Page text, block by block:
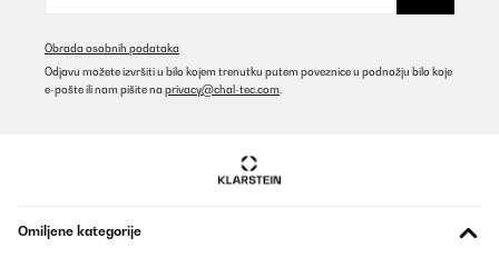
Obrada osobnih podataka
Odjavu možete izvršiti u bilo kojem trenutku putem poveznice u podnožju bilo koje
e-pošte ili nam pišite na privacy@chal-tec.com
Omiljene kategorije